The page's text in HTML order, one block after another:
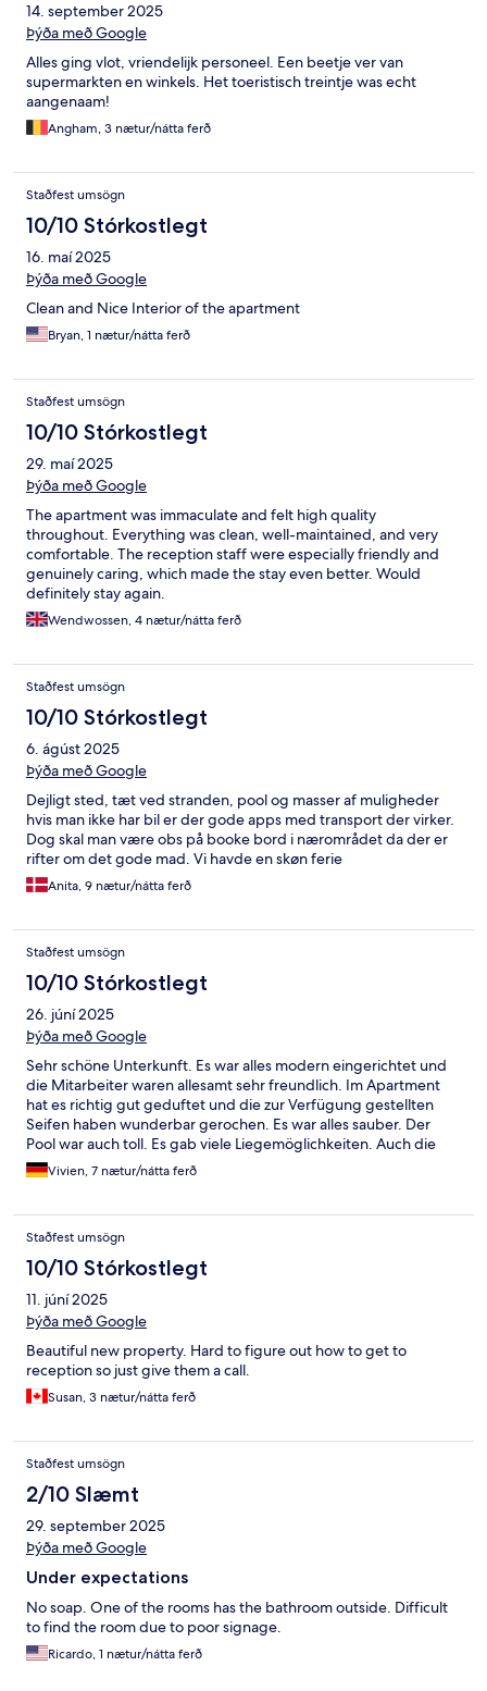
14. september 2025
Þýða með Google
Alles ging vlot, vriendelijk personeel. Een beetje ver van
supermarkten en winkels. Het toeristisch treintje was echt
aangenaam!
Angham, 3 nætur/nátta ferð
Staðfest umsögn
10/10 Stórkostlegt
16. maí 2025
Þýða með Google
Clean and Nice Interior of the apartment
Bryan, 1 nætur/nátta ferð
Staðfest umsögn
10/10 Stórkostlegt
29. maí 2025
Þýða með Google
The apartment was immaculate and felt high quality
throughout. Everything was clean, well-maintained, and very
comfortable. The reception staff were especially friendly and
genuinely caring, which made the stay even better. Would
definitely stay again.
Wendwossen, 4 nætur/nátta ferð
Staðfest umsögn
10/10 Stórkostlegt
6. ágúst 2025
Þýða með Google
Dejligt sted, tæt ved stranden, pool og masser af muligheder
hvis man ikke har bil er der gode apps med transport der virker.
Dog skal man være obs på booke bord i nærområdet da der er
rifter om det gode mad. Vi havde en skøn ferie
Anita, 9 nætur/nátta ferð
Staðfest umsögn
10/10 Stórkostlegt
26. júní 2025
Þýða með Google
Sehr schöne Unterkunft. Es war alles modern eingerichtet und
die Mitarbeiter waren allesamt sehr freundlich. Im Apartment
hat es richtig gut geduftet und die zur Verfügung gestellten
Seifen haben wunderbar gerochen. Es war alles sauber. Der
Pool war auch toll. Es gab viele Liegemöglichkeiten. Auch die
Lage und die Anlage an sich haben uns super gefallen.
Vivien, 7 nætur/nátta ferð
Staðfest umsögn
10/10 Stórkostlegt
11. júní 2025
Þýða með Google
Beautiful new property. Hard to figure out how to get to
reception so just give them a call.
Susan, 3 nætur/nátta ferð
Staðfest umsögn
2/10 Slæmt
29. september 2025
Þýða með Google
Under expectations
No soap. One of the rooms has the bathroom outside. Difficult
to find the room due to poor signage.
Ricardo, 1 nætur/nátta ferð